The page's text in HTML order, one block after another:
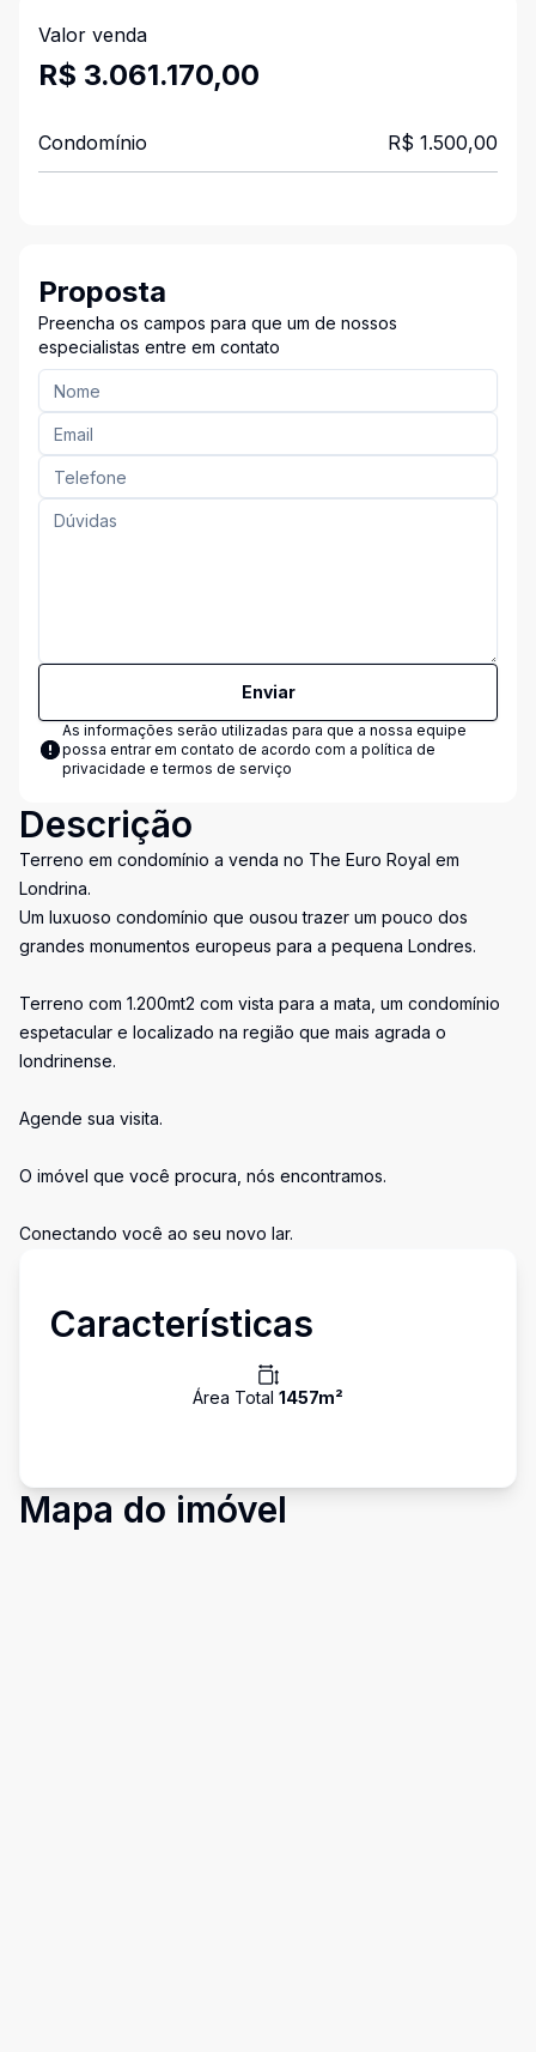
Valor venda
R$ 3.061.170,00
Condomínio R$ 1.500,00
Proposta
Preencha os campos para que um de nossos
especialistas entre em contato
Enviar
As informações serão utilizadas para que a nossa equipe
possa entrar em contato de acordo com a política de
privacidade e termos de serviço
Descrição
Terreno em condomínio a venda no The Euro Royal em
Londrina.
Um luxuoso condomínio que ousou trazer um pouco dos
grandes monumentos europeus para a pequena Londres.
Terreno com 1.200mt2 com vista para a mata, um condomínio
espetacular e localizado na região que mais agrada o
londrinense.
Agende sua visita.
O imóvel que você procura, nós encontramos.
Conectando você ao seu novo lar.
Características
Área Total 1457m²
Mapa do imóvel